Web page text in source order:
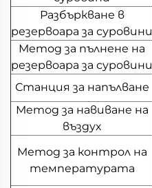
Разбъркване в
резервоара за суровини
Метод за пълнене на
резервоара за суровини
Станция за напълване
Метод за навиване на
въздух
Метод за контрол на
температурата